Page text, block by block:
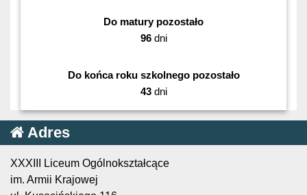
Do matury pozostało
96dni
Do końca roku szkolnego pozostało
43dni
Adres
XXXIII Liceum Ogólnokształcące
im. Armii Krajowej